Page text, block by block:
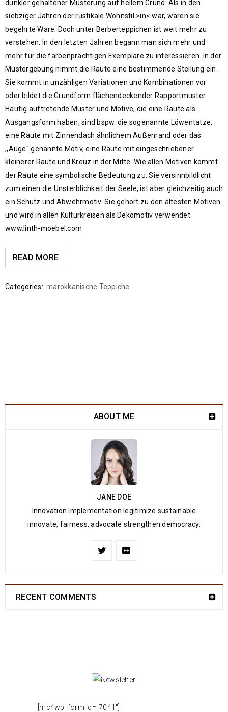
dunkler gehaltener Musterung auf hellem Grund. Als in den
siebziger Jahren der rustikale Wohnstil >in< war, waren sie
begehrte Ware. Doch unter Berberteppichen ist weit mehr zu
verstehen. In den letzten Jahren begann man sich mehr und
mehr für die farbenprächtigen Exemplare zu interessieren. In der
Mustergebung nimmt die Raute eine bestimmende Stellung ein.
Sie kommt in unzähligen Variationen und Kombinationen vor
oder bildet die Grundform flächendeckender Rapportmuster.
Häufig auftretende Muster und Motive, die eine Raute als
Ausgangsform haben, sind bspw. die sogenannte Löwentatze,
eine Raute mit Zinnendach ähnlichem Außenrand oder das
,,Auge'' genannte Motiv, eine Raute mit eingeschriebener
kleinerer Raute und Kreuz in der Mitte. Wie allen Motiven kommt
der Raute eine symbolische Bedeutung zu. Sie versinnbildlicht
zum einen die Unsterblichkeit der Seele, ist aber gleichzeitig auch
ein Schutz und Abwehrmotiv. Sie gehört zu den ältesten Motiven
und wird in allen Kulturkreisen als Dekomotiv verwendet.
www.linth-moebel.com
READ MORE
Categories: marokkanische Teppiche
ABOUT ME
JANE DOE
Innovation implementation legitimize sustainable
innovate, fairness, advocate strengthen democracy.
RECENT COMMENTS
latest news and special sales. Let's your email
[mc4wp_form id="7041"]